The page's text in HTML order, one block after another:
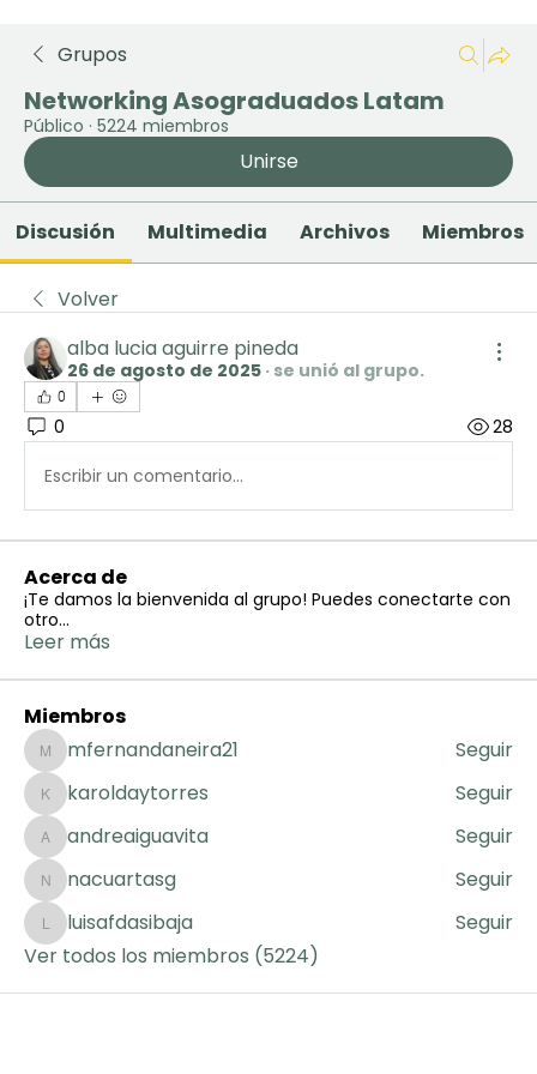
Grupos
Networking Asograduados Latam
Público · 5224 miembros
Unirse
Discusión Multimedia Archivos Miembros
Volver
alba lucia aguirre pineda
26 de agosto de 2025 · se unió al grupo.
0
0 28
Escribir un comentario...
Acerca de
¡Te damos la bienvenida al grupo! Puedes conectarte con
otro...
Leer más
Miembros
mfernandaneira21
mfernandaneira21 Seguir
karoldaytorres
karoldaytorres Seguir
andreaiguavita
andreaiguavita Seguir
nacuartasg
nacuartasg Seguir
luisafdasibaja
luisafdasibaja
Seguir
Ver todos los miembros (5224)